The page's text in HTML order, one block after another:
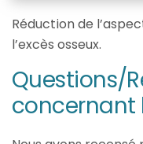
Réduction de
l’excès osseux.
Questions/
concernant